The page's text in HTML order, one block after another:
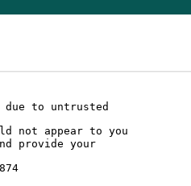
due to untrusted
not appear to you
provide your